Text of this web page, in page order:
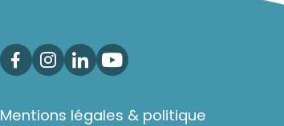
Facebook
Instagram
LinkedinYoutube
Mentions légales & politique